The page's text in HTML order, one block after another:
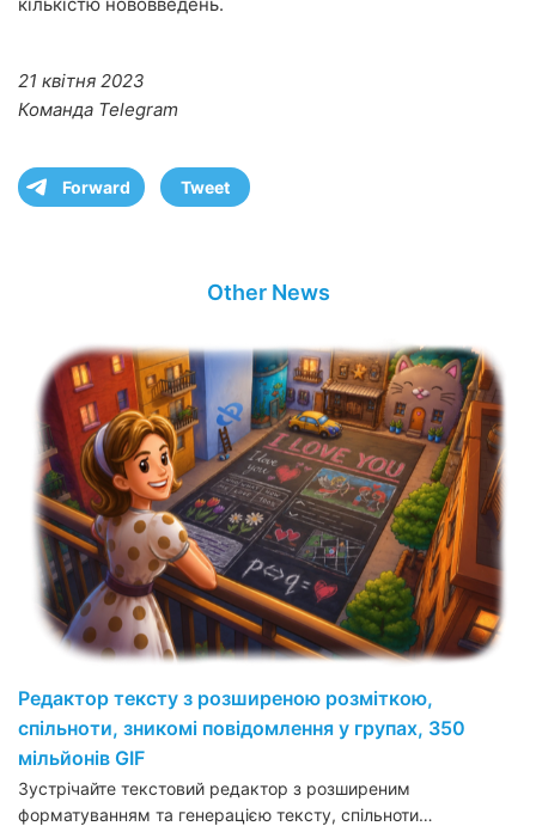
21 квітня 2023
Команда Telegram
Forward Tweet
Other News
Редактор тексту з розширеною розміткою,
спільноти, зникомі повідомлення у групах, 350
мільйонів GIF
Зустрічайте текстовий редактор з розширеним
форматуванням та генерацією тексту, спільноти…